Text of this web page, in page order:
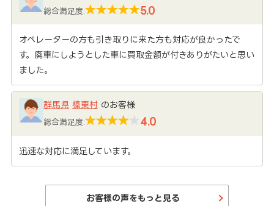
総合満足度: 5.0
オペレーターの方も引き取りに来た方も対応が良かったで
す。廃車にしようとした車に買取金額が付きありがたいと思い
ました。
群馬県 榛東村のお客様
総合満足度: 4.0
迅速な対応に満足しています。
お客様の声をもっと見る